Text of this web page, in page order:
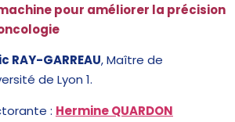
pour améliorer la précision
RAY-GARREAU, Maître de
de Lyon 1.
: Hermine QUARDON